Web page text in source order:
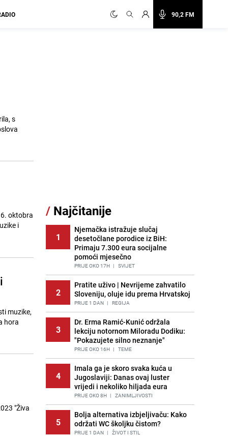
90,2 FM
s
oktobra
i
muzike,
hora
"Živa
/ Najčitanije
1
Njemačka istražuje slučaj
desetočlane porodice iz BiH:
Primaju 7.300 eura socijalne
pomoći mjesečno
PRIJE OKO 17H | SVIJET
2
Pratite uživo | Nevrijeme zahvatilo
Sloveniju, oluje idu prema Hrvatskoj
PRIJE 1 DAN | REGIJA
3
Dr. Erma Ramić-Kunić održala
lekciju notornom Miloradu Dodiku:
"Pokazujete silno neznanje"
PRIJE OKO 16H | TEME
4
Imala ga je skoro svaka kuća u
Jugoslaviji: Danas ovaj luster
vrijedi i nekoliko hiljada eura
PRIJE OKO 8H | ZANIMLJIVOSTI
5
Bolja alternativa izbjeljivaču: Kako
održati WC školjku čistom?
PRIJE 1 DAN | ŽIVOT I STIL